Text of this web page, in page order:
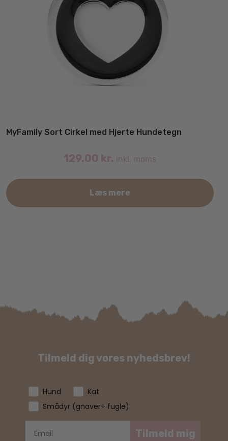
MyFamily Sort Cirkel med Hjerte Hundetegn
129.00 kr. inkl. moms
Læs mere
Tilmeld dig vores nyhedsbrev!
Hund
Kat
Smådyr (gnaver+ fugle)
Tilmeld mig